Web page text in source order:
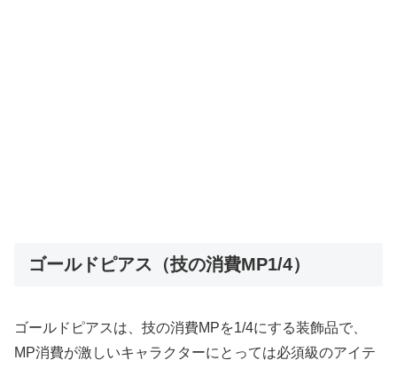
ゴールドピアス（技の消費MP1/4）
ゴールドピアスは、技の消費MPを1/4にする装飾品で、
MP消費が激しいキャラクターにとっては必須級のアイテ